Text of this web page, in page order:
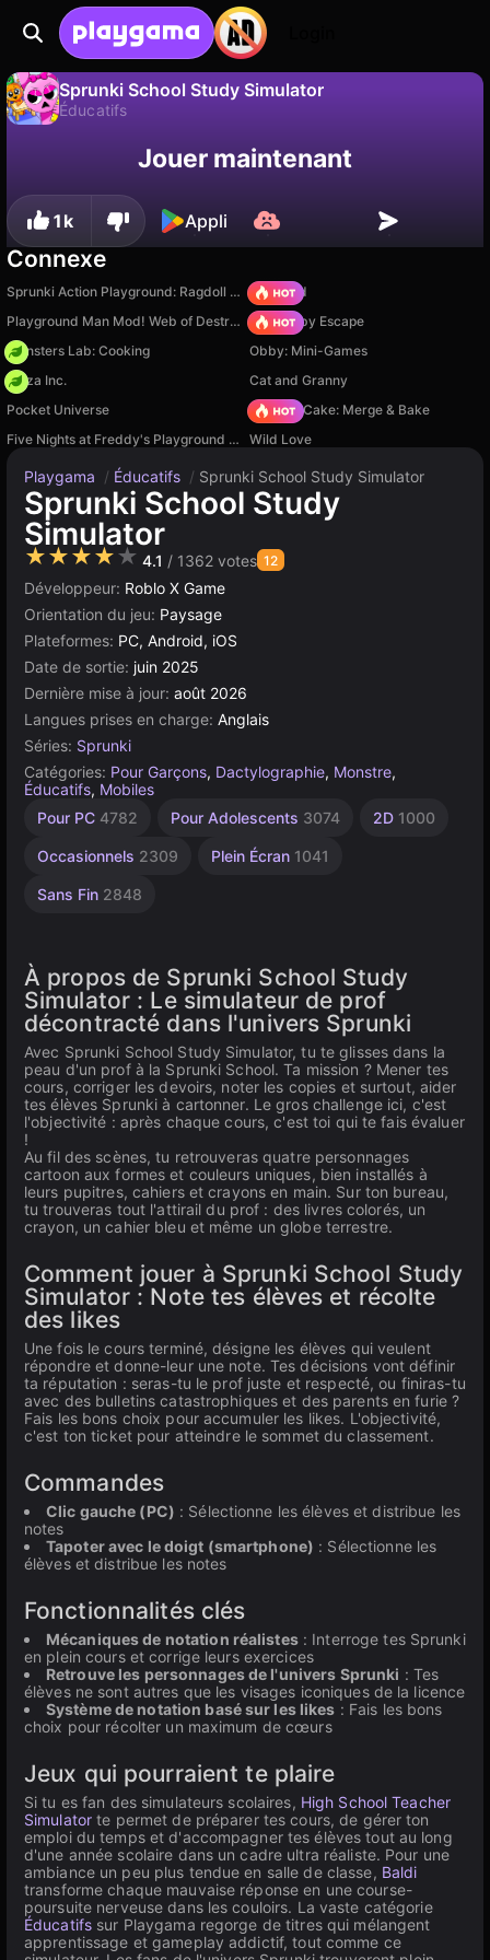
Sprunki School Study Simulator
Éducatifs
progression !
Non Enregistrer
Jouer maintenant
1k Appli
Connexe
Sprunki Action Playground: Ragdoll Sandbox TB World
Playground Man Mod! Web of Destruction! Your Obby Escape
Monsters Lab: Cooking
Obby: Mini-Games
Pizza Inc.
Cat and Granny
Pocket Universe
Piece of Cake: Merge & Bake
Five Nights at Freddy's Playground Sandbox
Wild Love
Playgama / Éducatifs / Sprunki School Study Simulator
Sprunki School Study
Simulator
★★★★★ 4.1 / 1362 votes 12
Développeur: Roblo X Game
Orientation du jeu: Paysage
Plateformes: PC, Android, iOS
Date de sortie: juin 2025
Dernière mise à jour: août 2026
Langues prises en charge: Anglais
Séries: Sprunki
Catégories: Pour Garçons, Dactylographie, Monstre,
Éducatifs, Mobiles
Pour PC 4782 Pour Adolescents 3074 2D 1000
Occasionnels 2309 Plein Écran 1041
Sans Fin 2848
Bureau
Haute
3570
Russes
Simples
Navigateur
Construct
À propos de Sprunki School Study
Simulator : Le simulateur de prof
décontracté dans l'univers Sprunki
Avec Sprunki School Study Simulator, tu te glisses dans la
peau d'un prof à la Sprunki School. Ta mission ? Mener tes
cours, corriger les devoirs, noter les copies et surtout, aider
tes élèves Sprunki à cartonner. Le gros challenge ici, c'est
l'objectivité : après chaque cours, c'est toi qui te fais évaluer
!
Au fil des scènes, tu retrouveras quatre personnages
cartoon aux formes et couleurs uniques, bien installés à
leurs pupitres, cahiers et crayons en main. Sur ton bureau,
tu trouveras tout l'attirail du prof : des livres colorés, un
crayon, un cahier bleu et même un globe terrestre.
Comment jouer à Sprunki School Study
Simulator : Note tes élèves et récolte
des likes
Une fois le cours terminé, désigne les élèves qui veulent
répondre et donne-leur une note. Tes décisions vont définir
ta réputation : seras-tu le prof juste et respecté, ou finiras-tu
avec des bulletins catastrophiques et des parents en furie ?
Fais les bons choix pour accumuler les likes. L'objectivité,
c'est ton ticket pour atteindre le sommet du classement.
Commandes
Clic gauche (PC) : Sélectionne les élèves et distribue les
notes
Tapoter avec le doigt (smartphone) : Sélectionne les
élèves et distribue les notes
Fonctionnalités clés
Mécaniques de notation réalistes: Interroge tes Sprunki
en plein cours et corrige leurs exercices
Retrouve les personnages de l'univers Sprunki : Tes
élèves ne sont autres que les visages iconiques de la licence
Système de notation basé sur les likes : Fais les bons
choix pour récolter un maximum de cœurs
Jeux qui pourraient te plaire
Si tu es fan des simulateurs scolaires, High School Teacher
Simulator te permet de préparer tes cours, de gérer ton
emploi du temps et d'accompagner tes élèves tout au long
d'une année scolaire dans un cadre ultra réaliste. Pour une
ambiance un peu plus tendue en salle de classe, Baldi
transforme chaque mauvaise réponse en une course-
poursuite nerveuse dans les couloirs. La vaste catégorie
Éducatifs sur Playgama regorge de titres qui mélangent
apprentissage et gameplay addictif, tout comme ce